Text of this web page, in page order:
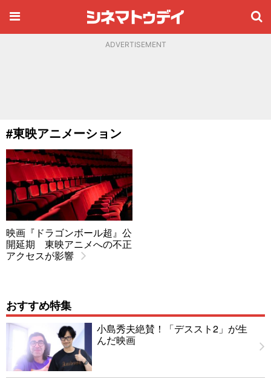
ADVERTISEMENT
#東映アニメーション
映画『ドラゴンボール超』公
開延期 東映アニメへの不正
アクセスが影響
おすすめ特集
小島秀夫絶賛！「デススト2」が生
んだ映画